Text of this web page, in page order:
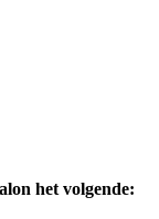
het volgende: